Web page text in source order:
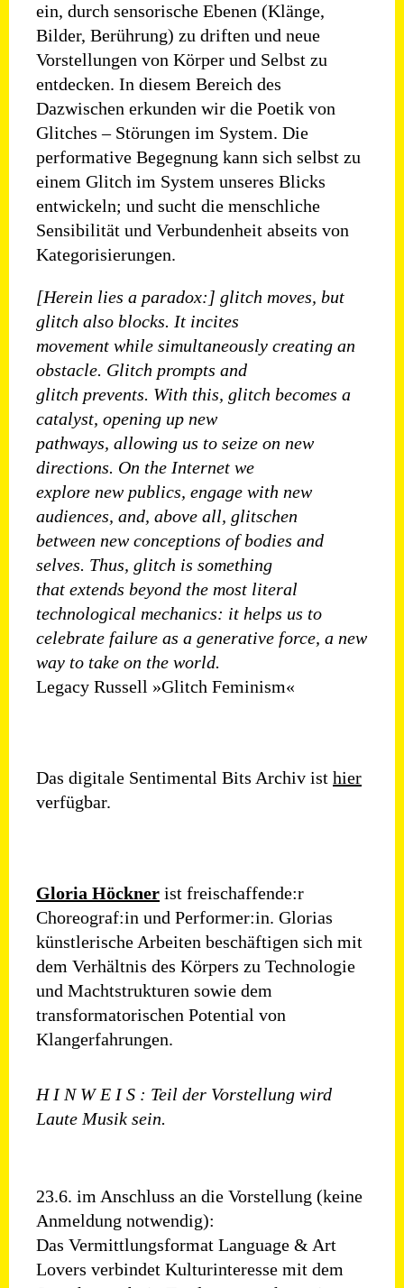
ein, durch sensorische Ebenen (Klänge,
Bilder, Berührung) zu driften und neue
Vorstellungen von Körper und Selbst zu
entdecken. In diesem Bereich des
Dazwischen erkunden wir die Poetik von
Glitches – Störungen im System. Die
performative Begegnung kann sich selbst zu
einem Glitch im System unseres Blicks
entwickeln; und sucht die menschliche
Sensibilität und Verbundenheit abseits von
Kategorisierungen.
[Herein lies a paradox:] glitch moves, but
glitch also blocks. It incites
movement while simultaneously creating an
obstacle. Glitch prompts and
glitch prevents. With this, glitch becomes a
catalyst, opening up new
pathways, allowing us to seize on new
directions. On the Internet we
explore new publics, engage with new
audiences, and, above all, glitschen
between new conceptions of bodies and
selves. Thus, glitch is something
that extends beyond the most literal
technological mechanics: it helps us to
celebrate failure as a generative force, a new
way to take on the world.
Legacy Russell »Glitch Feminism«
Das digitale Sentimental Bits Archiv ist hier
verfügbar.
Gloria Höckner ist freischaffende:r
Choreograf:in und Performer:in. Glorias
künstlerische Arbeiten beschäftigen sich mit
dem Verhältnis des Körpers zu Technologie
und Machtstrukturen sowie dem
transformatorischen Potential von
Klangerfahrungen.
H I N W E I S : Teil der Vorstellung wird
Laute Musik sein.
23.6. im Anschluss an die Vorstellung (keine
Anmeldung notwendig):
Das Vermittlungsformat Language & Art
Lovers verbindet Kulturinteresse mit dem